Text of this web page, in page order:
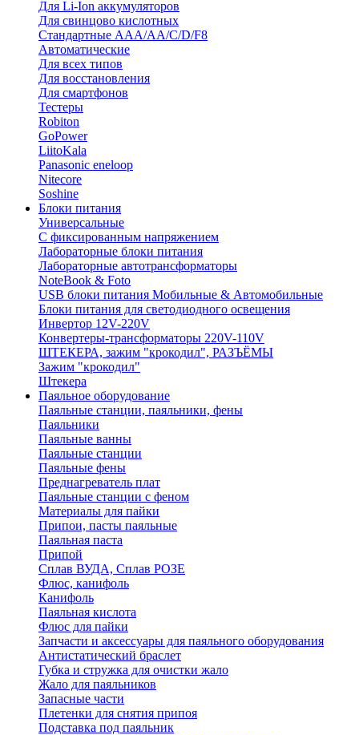
Для Li-Ion аккумуляторов
Для свинцово кислотных
Стандартные ААА/АА/С/D/F8
Автоматические
Для всех типов
Для восстановления
Для смартфонов
Тестеры
Robiton
GoPower
LiitoKala
Panasonic eneloop
Nitecore
Soshine
Блоки питания
Универсальные
C фиксированным напряжением
Лабораторные блоки питания
Лабораторные автотрансформаторы
NoteBook & Foto
USB блоки питания Мобильные & Автомобильные
Блоки питания для светодиодного освещения
Инвертор 12V-220V
Конвертеры-трансформаторы 220V-110V
ШТЕКЕРА, зажим "крокодил", РАЗЪЁМЫ
Зажим "крокодил"
Штекера
Паяльное оборудование
Паяльные станции, паяльники, фены
Паяльники
Паяльные ванны
Паяльные станции
Паяльные фены
Преднагреватель плат
Паяльные станции с феном
Материалы для пайки
Припои, пасты паяльные
Паяльная паста
Припой
Сплав ВУДА, Сплав РОЗЕ
Флюс, канифоль
Канифоль
Паяльная кислота
Флюс для пайки
Запчасти и аксессуары для паяльного оборудования
Антистатический браслет
Губка и стружка для очистки жало
Жало для паяльников
Запасные части
Плетенки для снятия припоя
Подставка под паяльник